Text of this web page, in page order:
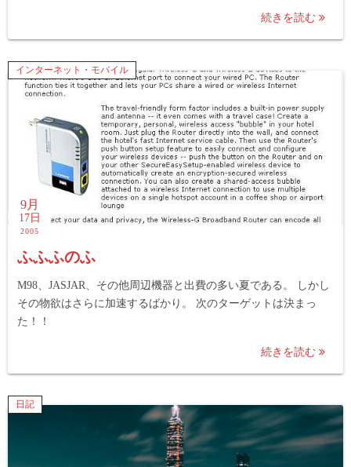
続きを読む
インターネット・モバイル
9月
17日
2005
ふふふのふ
M98、JASJAR、その他周辺機器と出費の多い夏である。 しかし
その物欲はさらに加速するばかり。 次のターゲットは決まっ
た！！
続きを読む
日記